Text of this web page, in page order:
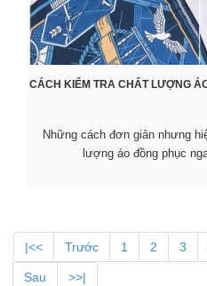
CÁCH KIỂM TRA CHẤT LƯỢNG
Những cách đơn giản nhưng
lượng áo đồng phục
|<< Trước 1 2 3
Sau >>|